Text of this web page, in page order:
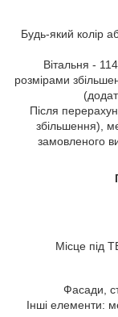
Будь-який колір
Вітальня -
розмірами
Після
збільшення),
замовленого
Місце під
Фасади,
Інші елементи: